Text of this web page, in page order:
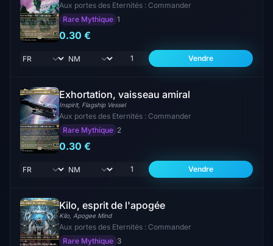
Aux portes des Eternités : Commander
Rare Mythique 1
0.30 €
Vendre
Exhortation, vaisseau amiral
Inspirit, Flagship Vessel
Aux portes des Eternités : Commander
Rare Mythique 2
0.30 €
Vendre
Kilo, esprit de l'apogée
Kilo, Apogee Mind
Aux portes des Eternités : Commander
Rare Mythique 3